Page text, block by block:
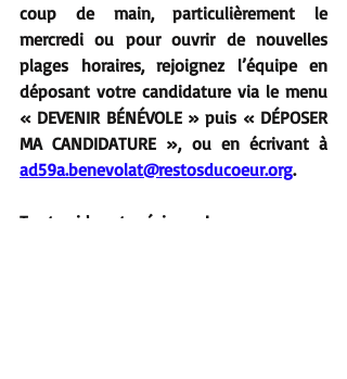
coup de main, particulièrement le
mercredi ou pour ouvrir de nouvelles
plages horaires, rejoignez l’équipe en
déposant votre candidature via le menu
« DEVENIR BÉNÉVOLE » puis « DÉPOSER
ad59a.benevolat@restosducoeur.org.
Toute aide est précieuse !